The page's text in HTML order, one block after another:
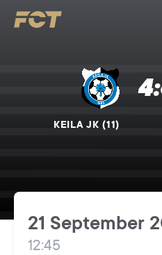
Поиск
Tallinn
KEILA JK (11)
21 September
12:45